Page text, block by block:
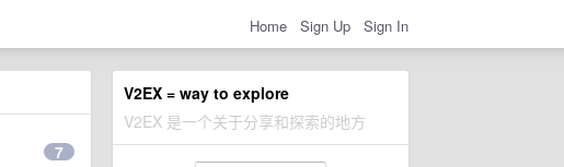
Home Sign Up Sign In
V2EX = way to explore
V2EX 是一个关于分享和探索的地方
7